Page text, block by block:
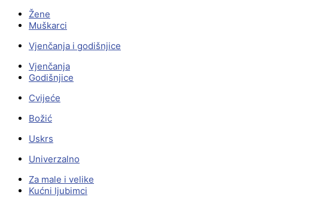
Žene
Muškarci
Vjenčanja i godišnjice
Vjenčanja
Godišnjice
Cvijeće
Božić
Uskrs
Univerzalno
Za male i velike
Kućni ljubimci